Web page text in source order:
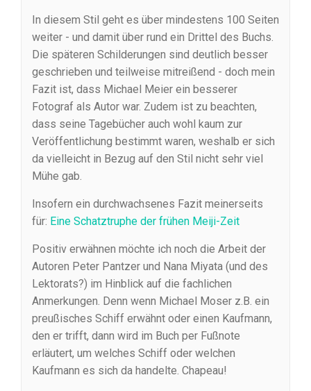
In diesem Stil geht es über mindestens 100 Seiten
weiter - und damit über rund ein Drittel des Buchs.
Die späteren Schilderungen sind deutlich besser
geschrieben und teilweise mitreißend - doch mein
Fazit ist, dass Michael Meier ein besserer
Fotograf als Autor war. Zudem ist zu beachten,
dass seine Tagebücher auch wohl kaum zur
Veröffentlichung bestimmt waren, weshalb er sich
da vielleicht in Bezug auf den Stil nicht sehr viel
Mühe gab.
Insofern ein durchwachsenes Fazit meinerseits
für: Eine Schatztruphe der frühen Meiji-Zeit
Positiv erwähnen möchte ich noch die Arbeit der
Autoren Peter Pantzer und Nana Miyata (und des
Lektorats?) im Hinblick auf die fachlichen
Anmerkungen. Denn wenn Michael Moser z.B. ein
preußisches Schiff erwähnt oder einen Kaufmann,
den er trifft, dann wird im Buch per Fußnote
erläutert, um welches Schiff oder welchen
Kaufmann es sich da handelte. Chapeau!